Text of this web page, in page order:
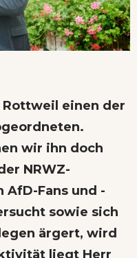
Rottweil einen der
wir ihn doch
NRWZ-
AfD-Fans und -
sowie sich
ärgert, wird
liegt Herr